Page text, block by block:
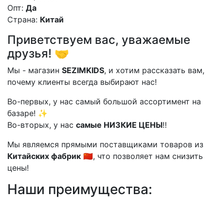
Опт: Да
Страна: Китай
Приветствуем вас, уважаемые
друзья! 🤝
Мы - магазин SEZIMKIDS, и хотим рассказать вам,
почему клиенты всегда выбирают нас!
Во-первых, у нас самый большой ассортимент на
базаре! ✨
Во-вторых, у нас самые НИЗКИЕ ЦЕНЫ‼️
Мы являемся прямыми поставщиками товаров из
Китайских фабрик 🇨🇳, что позволяет нам снизить
цены!
Наши преимущества: